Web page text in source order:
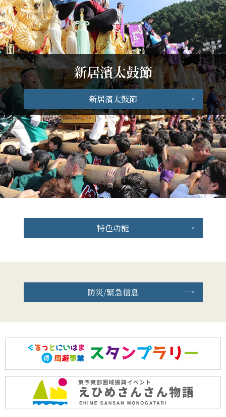
新居濱太鼓節
新居濱太鼓節
特色功能
防災/緊急信息